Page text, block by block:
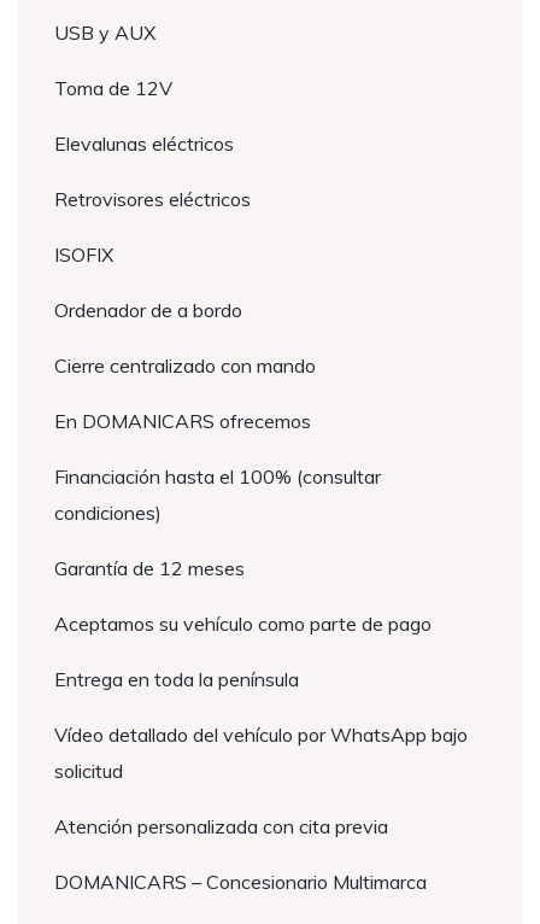
USB y AUX
Toma de 12V
Elevalunas eléctricos
Retrovisores eléctricos
ISOFIX
Ordenador de a bordo
Cierre centralizado con mando
En DOMANICARS ofrecemos
Financiación hasta el 100% (consultar
condiciones)
Garantía de 12 meses
Aceptamos su vehículo como parte de pago
Entrega en toda la península
Vídeo detallado del vehículo por WhatsApp bajo
solicitud
Atención personalizada con cita previa
DOMANICARS – Concesionario Multimarca